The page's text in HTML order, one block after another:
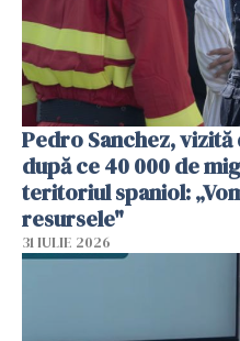
Pedro Sanchez,
după ce 40 000 de
teritoriul spaniol:
resursele"
31 IULIE 2026